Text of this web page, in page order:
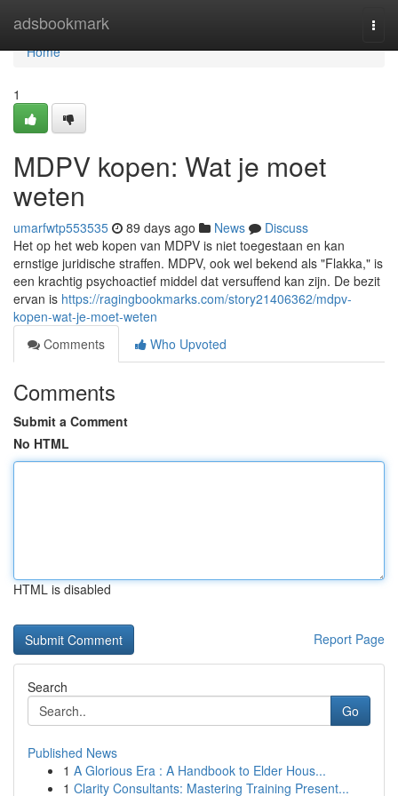
adsbookmark
Home
Home
1
MDPV kopen: Wat je moet
weten
umarfwtp553535 89 days ago News
Discuss
Het op het web kopen van MDPV is niet toegestaan en kan
ernstige juridische straffen. MDPV, ook wel bekend als "Flakka," is
een krachtig psychoactief middel dat versuffend kan zijn. De bezit
ervan is https://ragingbookmarks.com/story21406362/mdpv-
kopen-wat-je-moet-weten
Comments
Who Upvoted
Comments
Submit a Comment
No HTML
HTML is disabled
Report Page
Search
Go
Published News
1 A Glorious Era : A Handbook to Elder Hous...
1 Clarity Consultants: Mastering Training Present...